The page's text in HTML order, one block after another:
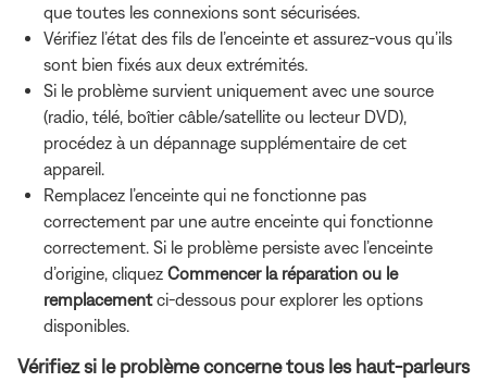
que toutes les connexions sont sécurisées.
Vérifiez l’état des fils de l’enceinte et assurez-vous qu’ils
sont bien fixés aux deux extrémités.
Si le problème survient uniquement avec une source
(radio, télé, boîtier câble/satellite ou lecteur DVD),
procédez à un dépannage supplémentaire de cet
appareil.
Remplacez l’enceinte qui ne fonctionne pas
correctement par une autre enceinte qui fonctionne
correctement. Si le problème persiste avec l’enceinte
d’origine, cliquez Commencer la réparation ou le
remplacementci-dessous pour explorer les options
disponibles.
Vérifiez si le problème concerne tous les haut-parleurs